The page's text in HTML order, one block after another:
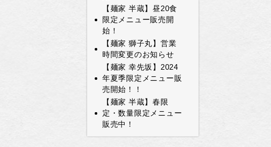
【麺家 半蔵】昼20食
限定メニュー販売開
始！
【麺家 獅子丸】営業
時間変更のお知らせ
【麺家 幸先坂】2024
年夏季限定メニュー販
売開始！！
【麺家 半蔵】春限
定・数量限定メニュー
販売中！